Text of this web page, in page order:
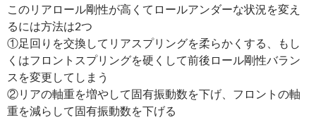
このリアロール剛性が高くてロールアンダーな状況を変え
るには方法は2つ
①足回りを交換してリアスプリングを柔らかくする、もし
くはフロントスプリングを硬くして前後ロール剛性バラン
スを変更してしまう
②リアの軸重を増やして固有振動数を下げ、フロントの軸
重を減らして固有振動数を下げる